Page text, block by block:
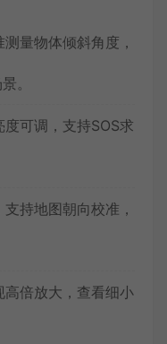
量物体倾斜角度，
。
度可调，支持SOS求
持地图朝向校准，
高倍放大，查看细小